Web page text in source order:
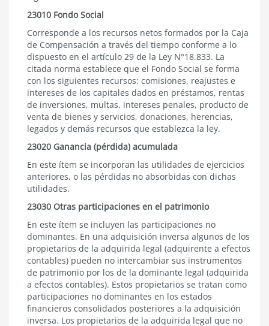
23010 Fondo Social
Corresponde a los recursos netos formados por la Caja
de Compensación a través del tiempo conforme a lo
dispuesto en el artículo 29 de la Ley N°18.833. La
citada norma establece que el Fondo Social se forma
con los siguientes recursos: comisiones, reajustes e
intereses de los capitales dados en préstamos, rentas
de inversiones, multas, intereses penales, producto de
venta de bienes y servicios, donaciones, herencias,
legados y demás recursos que establezca la ley.
23020 Ganancia (pérdida) acumulada
En este ítem se incorporan las utilidades de ejercicios
anteriores, o las pérdidas no absorbidas con dichas
utilidades.
23030 Otras participaciones en el patrimonio
En este ítem se incluyen las participaciones no
dominantes. En una adquisición inversa algunos de los
propietarios de la adquirida legal (adquirente a efectos
contables) pueden no intercambiar sus instrumentos
de patrimonio por los de la dominante legal (adquirida
a efectos contables). Estos propietarios se tratan como
participaciones no dominantes en los estados
financieros consolidados posteriores a la adquisición
inversa. Los propietarios de la adquirida legal que no